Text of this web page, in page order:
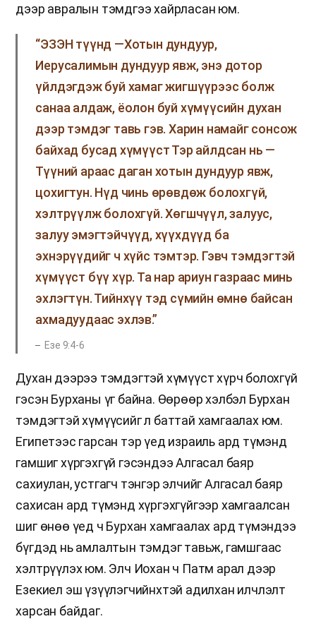
дээр авралын тэмдгээ хайрласан юм.
“ЭЗЭН түүнд —Хотын дундуур,
Иерусалимын дундуур явж, энэ дотор
үйлдэгдэж буй хамаг жигшүүрээс болж
санаа алдаж, ёолон буй хүмүүсийн духан
дээр тэмдэг тавь гэв. Харин намайг сонсож
байхад бусад хүмүүст Тэр айлдсан нь —
Түүний араас даган хотын дундуур явж,
цохигтун. Нүд чинь өрөвдөж болохгүй,
хэлтрүүлж болохгүй. Хөгшчүүл, залуус,
залуу эмэгтэйчүүд, хүүхдүүд ба
эхнэрүүдийг ч хүйс тэмтэр. Гэвч тэмдэгтэй
хүмүүст бүү хүр. Та нар ариун газраас минь
эхлэгтүн. Тийнхүү тэд сүмийн өмнө байсан
ахмадуудаас эхлэв.”
Езе 9:4-6
Духан дээрээ тэмдэгтэй хүмүүст хүрч болохгүй
гэсэн Бурханы үг байна. Өөрөөр хэлбэл Бурхан
тэмдэгтэй хүмүүсийг л баттай хамгаалах юм.
Египетээс гарсан тэр үед израиль ард түмэнд
гамшиг хүргэхгүй гэсэндээ Алгасал баяр
сахиулан, устгагч тэнгэр элчийг Алгасал баяр
сахисан ард түмэнд хүргэхгүйгээр хамгаалсан
шиг өнөө үед ч Бурхан хамгаалах ард түмэндээ
бүгдэд нь амлалтын тэмдэг тавьж, гамшгаас
хэлтрүүлэх юм. Элч Иохан ч Патм арал дээр
Езекиел эш үзүүлэгчийнхтэй адилхан илчлэлт
харсан байдаг.